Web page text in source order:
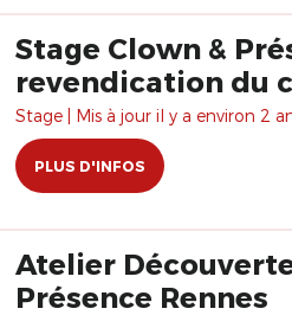
Stage Clown &
revendication du
Stage | Mis à jour il y a environ 2
PLUS D'INFOS
Atelier
Présence Rennes